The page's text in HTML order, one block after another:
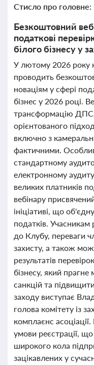
Стисло про головне:
Безкоштовний
податкові
білого бізнесу у
У лютому 2026 року
проводить
новаціям у сфері
бізнес у 2026 році.
трансформацію
орієнтованого
включно з
фактичними.
стандартному
електронному
великих платників
вебінару
ініціативі, що
податків. Учасникам
до Клубу, переваги
захисту, а також
результатів
бізнесу, який прагне
санкцій та
заходу виступає
голова комітету із
комплаєнс
умови реєстрації,
широкого кола
зацікавлених у